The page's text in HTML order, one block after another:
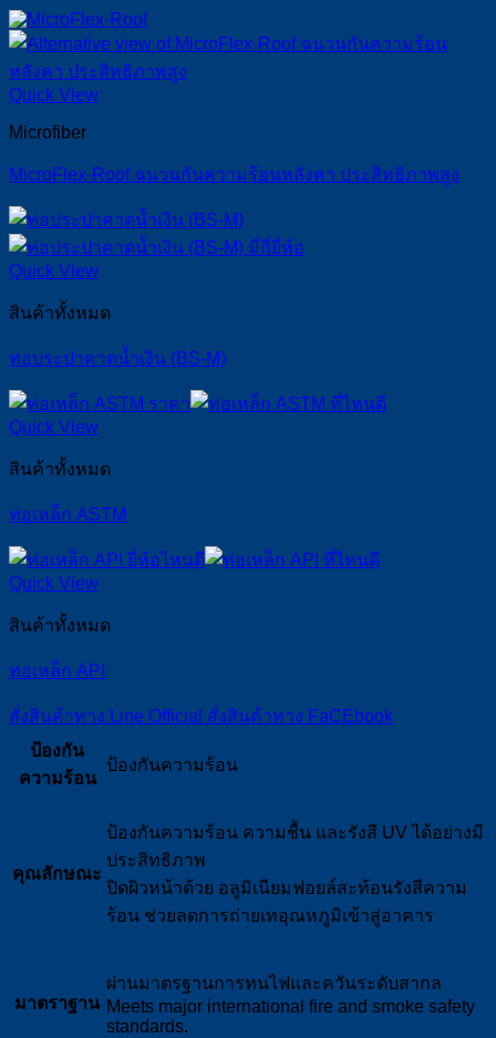
Quick View
Microfiber
MicroFlex-Roof ฉนวนกันความร้อนหลังคา ประสิทธิภาพสูง
Quick View
สินค้าทั้งหมด
ท่อประปาคาดน้ำเงิน (BS-M)
Quick View
สินค้าทั้งหมด
ท่อเหล็ก ASTM
Quick View
สินค้าทั้งหมด
ท่อเหล็ก API
สั่งสินค้าทาง Line Official สั่งสินค้าทาง FaCEbook
ป้องกัน
ความร้อน
ป้องกันความร้อน
คุณลักษณะ
ป้องกันความร้อน ความชื้น และรังสี UV ได้อย่างมี
ประสิทธิภาพ
ปิดผิวหน้าด้วย อลูมิเนียมฟอยล์สะท้อนรังสีความ
ร้อน ช่วยลดการถ่ายเทอุณหภูมิเข้าสู่อาคาร
มาตราฐาน
ผ่านมาตรฐานการทนไฟและควันระดับสากล
Meets major international fire and smoke safety
standards.